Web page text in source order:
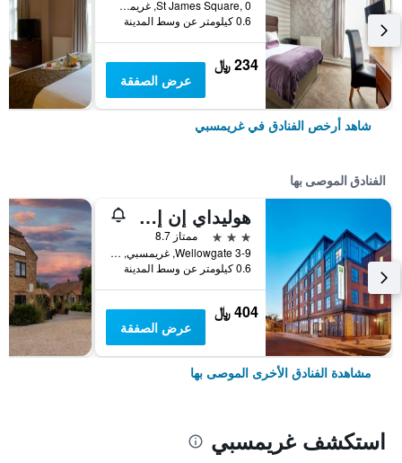
St James Square, 0, غريمسبي, المملكة المتحدة
0.6 كيلومتر عن وسط المدينة
234 ﷼
عرض الصفقة
شاهد أرخص الفنادق في غريمسبي
الفنادق الموصى بها
هوليداي إن إكسبر س جٓ ٓسيا ي ياب آي ايتش جي
3 نجوم
ممتاز 8.7
3-9 Wellowgate, غريمسبي, المملكة المتحدة
0.6 كيلومتر عن وسط المدينة
404 ﷼
عرض الصفقة
مشاهدة الفنادق الأخرى الموصى بها
استكشف غريمسبي